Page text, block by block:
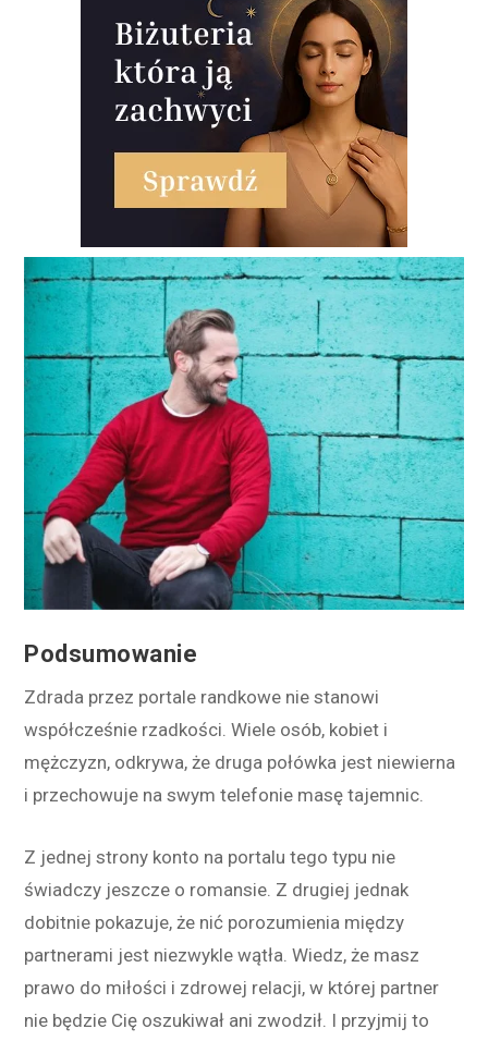
Podsumowanie
Zdrada przez portale randkowe nie stanowi
współcześnie rzadkości. Wiele osób, kobiet i
mężczyzn, odkrywa, że druga połówka jest niewierna
i przechowuje na swym telefonie masę tajemnic.
Z jednej strony konto na portalu tego typu nie
świadczy jeszcze o romansie. Z drugiej jednak
dobitnie pokazuje, że nić porozumienia między
partnerami jest niezwykle wątła. Wiedz, że masz
prawo do miłości i zdrowej relacji, w której partner
nie będzie Cię oszukiwał ani zwodził. I przyjmij to